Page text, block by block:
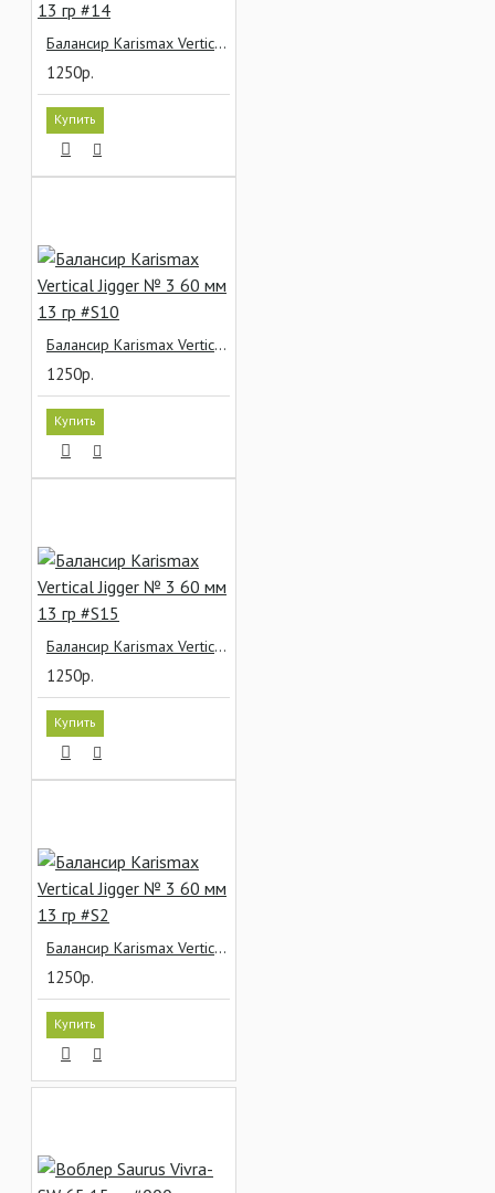
Балансир Karismax Vertical Jigger № 3 60 мм 13 гр #14
1250р.
Купить
Балансир Karismax Vertical Jigger № 3 60 мм 13 гр #S10
1250р.
Купить
Балансир Karismax Vertical Jigger № 3 60 мм 13 гр #S15
1250р.
Купить
Балансир Karismax Vertical Jigger № 3 60 мм 13 гр #S2
1250р.
Купить